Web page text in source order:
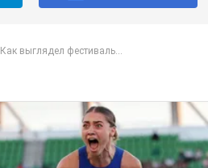
Как выглядел фестиваль...